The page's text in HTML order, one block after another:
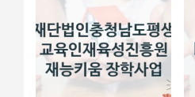
s
t
:
: